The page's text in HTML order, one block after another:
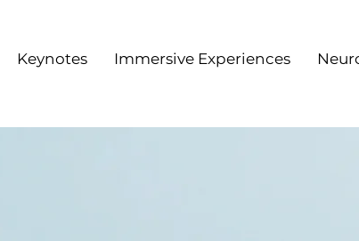
Keynotes Immersive Experiences